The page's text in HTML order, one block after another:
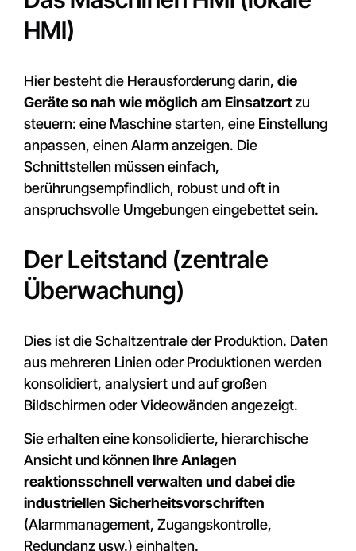
HMI)
Hier besteht die Herausforderung darin, die
Geräte so nah wie möglich am Einsatzortzu
steuern: eine Maschine starten, eine Einstellung
anpassen, einen Alarm anzeigen. Die
Schnittstellen müssen einfach,
berührungsempfindlich, robust und oft in
anspruchsvolle Umgebungen eingebettet sein.
Der Leitstand (zentrale
Überwachung)
Dies ist die Schaltzentrale der Produktion. Daten
aus mehreren Linien oder Produktionen werden
konsolidiert, analysiert und auf großen
Bildschirmen oder Videowänden angezeigt.
Sie erhalten eine konsolidierte, hierarchische
Ansicht und könnenIhre Anlagen
reaktionsschnell verwalten und dabei die
industriellen Sicherheitsvorschriften
(Alarmmanagement, Zugangskontrolle,
Redundanz usw.) einhalten.